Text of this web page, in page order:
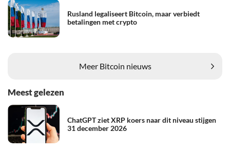
Rusland legaliseert Bitcoin, maar verbiedt
betalingen met crypto
Meer Bitcoin nieuws
Meest gelezen
ChatGPT ziet XRP koers naar dit niveau stijgen
31 december 2026